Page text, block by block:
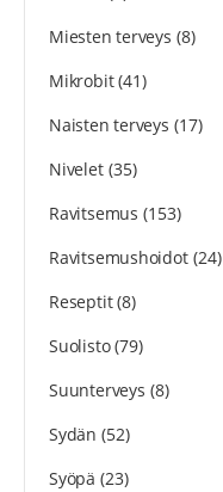
Miesten terveys (8)
Mikrobit(41)
Naisten terveys (17)
Nivelet(35)
Ravitsemus (153)
Ravitsemushoidot(24)
Reseptit(8)
Suolisto(79)
Suunterveys (8)
Sydän (52)
Syöpä (23)